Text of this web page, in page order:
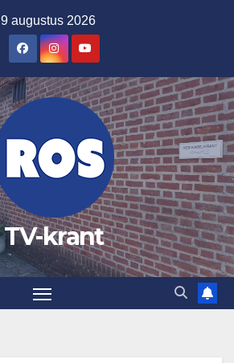
9 augustus 2026
TV-krant